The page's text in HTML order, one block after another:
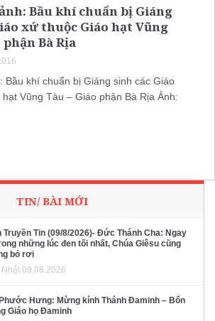
Bầu khí chuẩn bị Giáng
xứ thuộc Giáo hạt Vũng
phận Bà Rịa
Bầu khí chuẩn bị Giáng sinh các Giáo
Vũng Tàu – Giáo phận Bà Rịa Ảnh:
TIN/ BÀI MỚI
Truyền Tin (09/8/2026)- Đức Thánh Cha: Ngay
những lúc đen tối nhất, Chúa Giêsu cũng
bỏ rơi
Nhật 09.08.2026
Hưng: Mừng kính Thánh Đaminh – Bổn
Giáo họ Đaminh